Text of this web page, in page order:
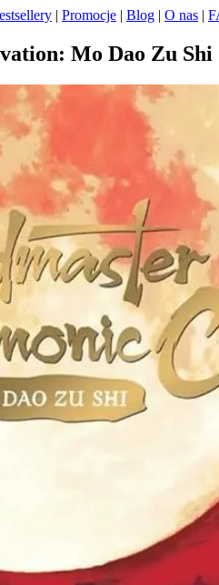
| Promocje | Blog | O nas |
Mo Dao Zu